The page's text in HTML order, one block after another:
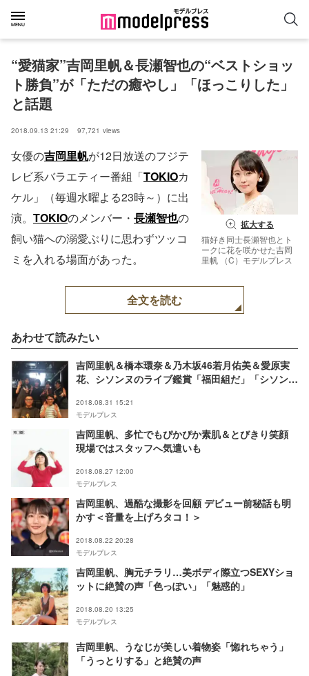
“愛猫家”吉岡里帆＆長瀬智也の“ベストショッ
ト勝負”が「ただの癒やし」「ほっこりした」
と話題
2018.09.13 21:29 97,721 views
拡大する
猫好き同士長瀬智也とト
ークに花を咲かせた吉岡
里帆 （C）モデルプレス
女優の吉岡里帆が12日放送のフジテ
レビ系バラエティー番組「TOKIOカ
ケル」（毎週水曜よる23時～）に出
演。 TOKIOのメンバー・ 長瀬智也の
飼い猫への溺愛ぶりに思わずツッコ
ミを入れる場面があった。
全文を読む
あわせて読みたい
吉岡里帆＆橋本環奈＆乃木坂46若月佑美＆愛原実
花、シソンヌのライブ鑑賞「福田組だ」「シソンヌ
2018.08.31 15:21
モデルプレス
吉岡里帆、多忙でもぴかぴか素肌＆とびきり笑顔
現場ではスタッフへ気遣いも
2018.08.27 12:00
モデルプレス
吉岡里帆、過酷な撮影を回顧 デビュー前秘話も明
かす＜音量を上げろタコ！＞
2018.08.22 20:28
モデルプレス
吉岡里帆、胸元チラリ…美ボディ際立つSEXYショ
ットに絶賛の声「色っぽい」「魅惑的」
2018.08.20 13:25
モデルプレス
吉岡里帆、うなじが美しい着物姿「惚れちゃう」
「うっとりする」と絶賛の声